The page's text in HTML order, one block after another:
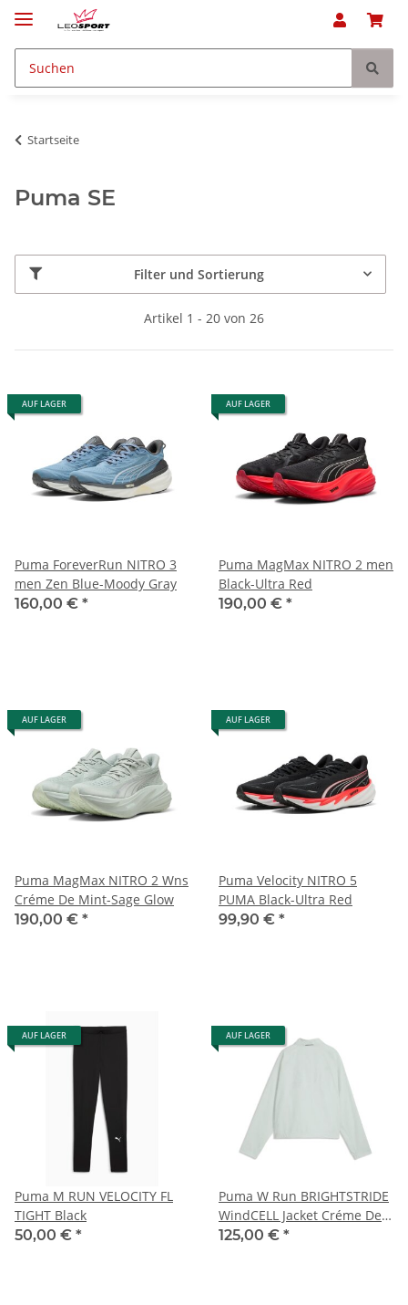
Startseite
Puma SE
Filter und Sortierung
Artikel 1 - 20 von 26
AUF LAGER
Puma ForeverRun NITRO 3
men Zen Blue-Moody Gray
160,00 € *
AUF LAGER
Puma MagMax NITRO 2 men
Black-Ultra Red
190,00 € *
AUF LAGER
Puma MagMax NITRO 2 Wns
Créme De Mint-Sage Glow
190,00 € *
AUF LAGER
Puma Velocity NITRO 5
PUMA Black-Ultra Red
99,90 € *
AUF LAGER
Puma M RUN VELOCITY FL
TIGHT Black
50,00 € *
AUF LAGER
Puma W Run BRIGHTSTRIDE
WindCELL Jacket Créme De
Mint
125,00 € *